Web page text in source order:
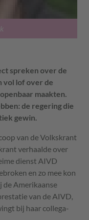
spreken over de
vol lof over de
maakten.
de regering die
gewin.
van de Volkskrant
verhaalde over
dienst AIVD
en zo mee kon
de Amerikaanse
van de AIVD,
bij haar collega-